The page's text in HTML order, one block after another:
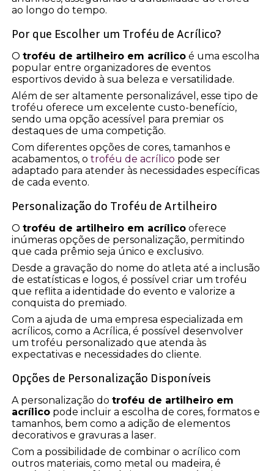
ao longo do tempo.
Por que Escolher um Troféu de Acrílico?
Otroféu de artilheiro em acrílico é uma escolha
popular entre organizadores de eventos
esportivos devido à sua beleza e versatilidade.
Além de ser altamente personalizável, esse tipo de
troféu oferece um excelente custo-benefício,
sendo uma opção acessível para premiar os
destaques de uma competição.
Com diferentes opções de cores, tamanhos e
acabamentos, otroféu de acrílico pode ser
adaptado para atender às necessidades específicas
de cada evento.
Personalização do Troféu de Artilheiro
Otroféu de artilheiro em acrílico oferece
inúmeras opções de personalização, permitindo
que cada prêmio seja único e exclusivo.
Desde a gravação do nome do atleta até a inclusão
de estatísticas e logos, é possível criar um troféu
que reflita a identidade do evento e valorize a
conquista do premiado.
Com a ajuda de uma empresa especializada em
acrílicos, como a Acrílica, é possível desenvolver
um troféu personalizado que atenda às
expectativas e necessidades do cliente.
Opções de Personalização Disponíveis
A personalização dotroféu de artilheiro em
acrílico pode incluir a escolha de cores, formatos e
tamanhos, bem como a adição de elementos
decorativos e gravuras a laser.
Com a possibilidade de combinar o acrílico com
outros materiais, como metal ou madeira, é